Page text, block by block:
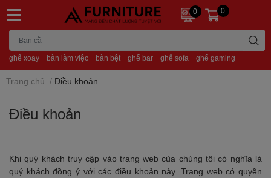
ghế xoay bàn làm việc bàn bệt ghế bar ghế sofa ghế gaming
0 0
Trang chủ / Điều khoản
Điều khoản
Khi quý khách truy cập vào trang web của chúng tôi có nghĩa là
quý khách đồng ý với các điều khoản này. Trang web có quyền